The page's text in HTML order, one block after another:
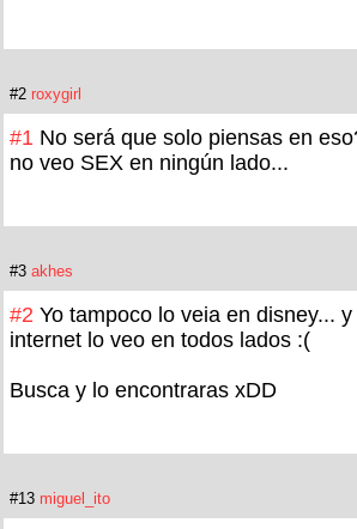
#2 roxygirl
#1 No será que solo piensas en
no veo SEX en ningún lado...
#3 akhes
#2 Yo tampoco lo veia en disney...
internet lo veo en todos lados :(
Busca y lo encontraras xDD
#13 miguel_ito